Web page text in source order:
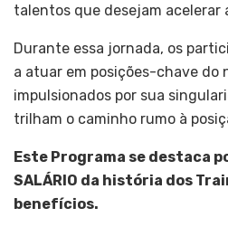
talentos que desejam acelerar
Durante essa jornada, os
a atuar em posições-chave do
impulsionados por sua
trilham o caminho rumo à
Este Programa se destaca
SALÁRIO da história dos
benefícios.